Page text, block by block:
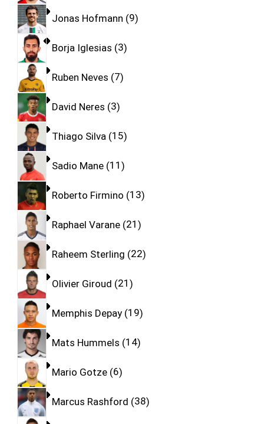
Jonas Hofmann 9
Borja Iglesias 3
Ruben Neves 7
David Neres 3
Thiago Silva 15
Sadio Mane 11
Roberto Firmino 13
Raphael Varane 21
Raheem Sterling 22
Olivier Giroud 21
Memphis Depay 19
Mats Hummels 14
Mario Gotze 6
Marcus Rashford 38